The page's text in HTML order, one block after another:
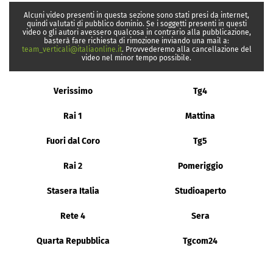
Alcuni video presenti in questa sezione sono stati presi da internet,
quindi valutati di pubblico dominio. Se i soggetti presenti in questi
video o gli autori avessero qualcosa in contrario alla pubblicazione,
basterà fare richiesta di rimozione inviando una mail a:
team_verticali@italiaonline.it. Provvederemo alla cancellazione del
video nel minor tempo possibile.
Verissimo Tg4
Rai 1 Mattina
Fuori dal Coro Tg5
Rai 2 Pomeriggio
Stasera Italia Studioaperto
Rete 4 Sera
Quarta Repubblica Tgcom24